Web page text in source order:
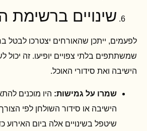
שינויים ברשימת
לפעמים, ייתכן שהאורחים יצטרכו לבטל
שמשתתפים בלתי צפויים יופיעו. זה יכול
הישיבה ואת סידורי האוכל.
שמרו על גמישות: היו מוכנים
הישיבה או סידור השולחן לפי
שיטפל בשינויים אלה ביום